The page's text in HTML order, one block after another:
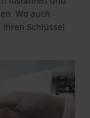
Wo auch
Schlüssel